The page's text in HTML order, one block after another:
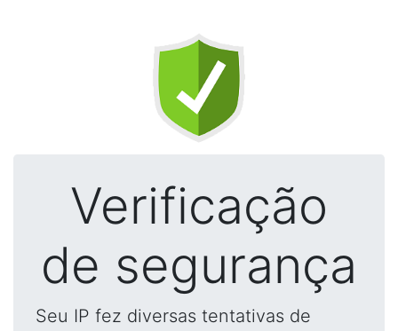
Verificação
de segurança
Seu IP fez diversas tentativas de